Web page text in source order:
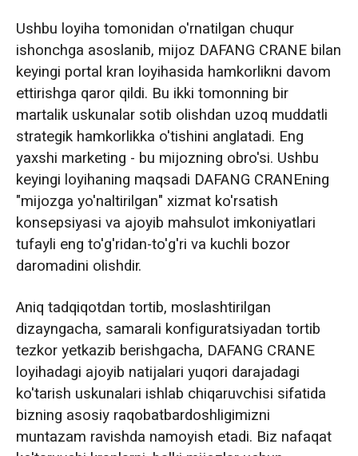
Ushbu loyiha tomonidan o'rnatilgan chuqur
ishonchga asoslanib, mijoz DAFANG CRANE bilan
keyingi portal kran loyihasida hamkorlikni davom
ettirishga qaror qildi. Bu ikki tomonning bir
martalik uskunalar sotib olishdan uzoq muddatli
strategik hamkorlikka o'tishini anglatadi. Eng
yaxshi marketing - bu mijozning obro'si. Ushbu
keyingi loyihaning maqsadi DAFANG CRANEning
"mijozga yo'naltirilgan" xizmat ko'rsatish
konsepsiyasi va ajoyib mahsulot imkoniyatlari
tufayli eng to'g'ridan-to'g'ri va kuchli bozor
daromadini olishdir.
Aniq tadqiqotdan tortib, moslashtirilgan
dizayngacha, samarali konfiguratsiyadan tortib
tezkor yetkazib berishgacha, DAFANG CRANE
loyihadagi ajoyib natijalari yuqori darajadagi
ko'tarish uskunalari ishlab chiqaruvchisi sifatida
bizning asosiy raqobatbardoshligimizni
muntazam ravishda namoyish etadi. Biz nafaqat